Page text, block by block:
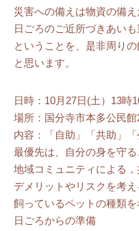
災害への備えは物資の備
日ごろのご近所づきあい
ということを、是非周り
と思います。
日時：10月27日(土）13時
場所：国分寺市本多公民
内容：「自助」「共助」
最優先は、自分の身を守る
地域コミュニティによる，
デメリットやリスクを考え
飼っているペットの種類を
日ごろからの準備